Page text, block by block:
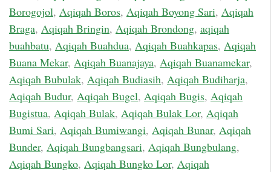
Borogojol, Aqiqah Boros, Aqiqah Boyong Sari, Aqiqah
Braga, Aqiqah Bringin, Aqiqah Brondong, aqiqah
buahbatu, Aqiqah Buahdua, Aqiqah Buahkapas, Aqiqah
Buana Mekar, Aqiqah Buanajaya, Aqiqah Buanamekar,
Aqiqah Bubulak, Aqiqah Budiasih, Aqiqah Budiharja,
Aqiqah Budur, Aqiqah Bugel, Aqiqah Bugis, Aqiqah
Bugistua, Aqiqah Bulak, Aqiqah Bulak Lor, Aqiqah
Bumi Sari, Aqiqah Bumiwangi, Aqiqah Bunar, Aqiqah
Bunder, Aqiqah Bungbangsari, Aqiqah Bungbulang,
Aqiqah Bungko, Aqiqah Bungko Lor, Aqiqah